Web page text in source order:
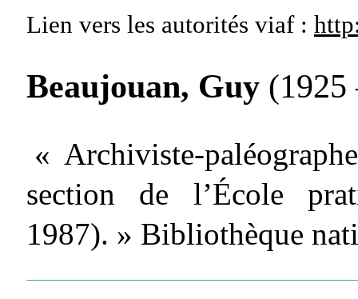
Lien vers les autorités viaf :
Beaujouan, Guy (1925
« Archiviste-
section de l’École
1987). » Bibliothèque